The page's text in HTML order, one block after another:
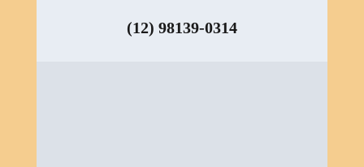
(12) 98139-0314